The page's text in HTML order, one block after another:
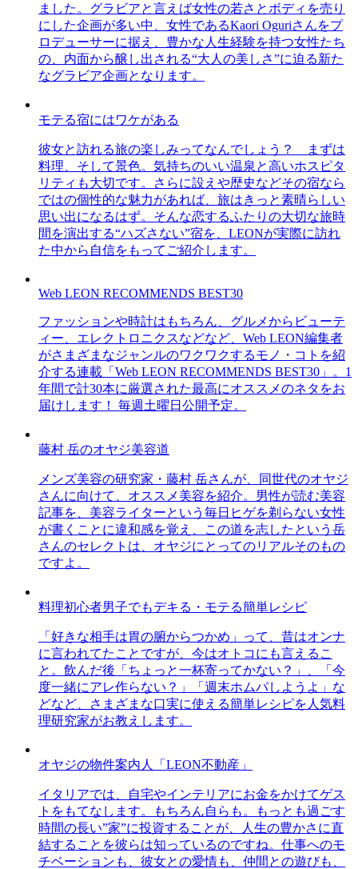
ました。グラビアと言えば女性の若さとボディを売り
にした企画が多い中、女性であるKaori Oguriさんをプ
ロデューサーに据え、豊かな人生経験を持つ女性たち
の、内面から醸し出される“大人の美しさ”に迫る新た
なグラビア企画となります。
モテる宿にはワケがある
彼女と訪れる旅の楽しみってなんでしょう？ まずは
料理、そして景色。気持ちのいい温泉と高いホスピタ
リティも大切です。さらに設えや歴史などその宿なら
ではの個性的な魅力があれば、旅はきっと素晴らしい
思い出になるはず。そんな恋するふたりの大切な旅時
間を演出する“ハズさない”宿を、LEONが実際に訪れ
た中から自信をもってご紹介します。
Web LEON RECOMMENDS BEST30
ファッションや時計はもちろん、グルメからビューテ
ィー、エレクトロニクスなどなど、Web LEON編集者
がさまざまなジャンルのワクワクするモノ・コトを紹
介する連載「Web LEON RECOMMENDS BEST30」。1
年間で計30本に厳選された最高にオススメのネタをお
届けします！ 毎週土曜日公開予定。
藤村 岳のオヤジ美容道
メンズ美容の研究家・藤村 岳さんが、同世代のオヤジ
さんに向けて、オススメ美容を紹介。男性が読む美容
記事を、美容ライターという毎日ヒゲを剃らない女性
が書くことに違和感を覚え、この道を志したという岳
さんのセレクトは、オヤジにとってのリアルそのもの
ですよ。
料理初心者男子でもデキる・モテる簡単レシピ
「好きな相手は胃の腑からつかめ」って、昔はオンナ
に言われてたことですが、今はオトコにも言えるこ
と。飲んだ後「ちょっと一杯寄ってかない？」、「今
度一緒にアレ作らない？」「週末ホムパしようよ」な
どなど、さまざまな口実に使える簡単レシピを人気料
理研究家がお教えします。
オヤジの物件案内人「LEON不動産」
イタリアでは、自宅やインテリアにお金をかけてゲス
トをもてなします。もちろん自らも。もっとも過ごす
時間の長い”家”に投資することが、人生の豊かさに直
結することを彼らは知っているのですね。仕事へのモ
チベーションも、彼女との愛情も、仲間との遊びも、